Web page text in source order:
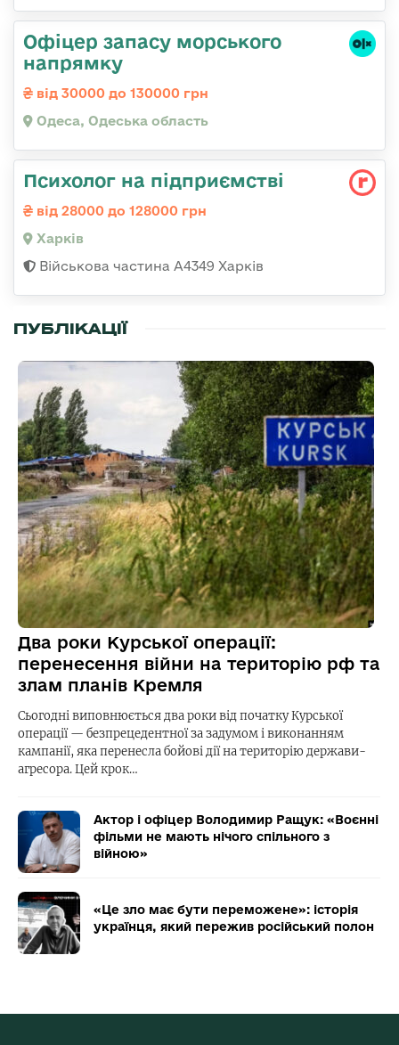
Офіцер запасу морського
напрямку
від 30000 до 130000 грн
Одеса, Одеська область
Психолог на підприємстві
від 28000 до 128000 грн
Харків
Військова частина А4349 Харків
ПУБЛІКАЦІЇ
Два роки Курської операції:
перенесення війни на територію рф та
злам планів Кремля
Сьогодні виповнюється два роки від початку Курської
операції — безпрецедентної за задумом і виконанням
кампанії, яка перенесла бойові дії на територію держави-
агресора. Цей крок…
Актор і офіцер Володимир Ращук: «Воєнні
фільми не мають нічого спільного з
війною»
«Це зло має бути переможене»: історія
українця, який пережив російський полон